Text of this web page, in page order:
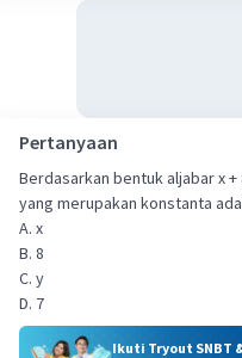
Pertanyaan
Berdasarkan bentuk aljabar x +
yang merupakan konstanta
A. x
B. 8
C. y
D. 7
Ikuti Tryout SNBT